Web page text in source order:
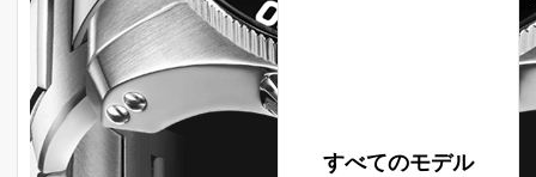
すべてのモデル